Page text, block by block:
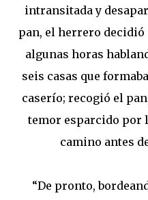
intransitada y
pan, el herrero decidió
algunas horas
seis casas que
caserío; recogió el
temor esparcido por
camino antes
“De pronto,